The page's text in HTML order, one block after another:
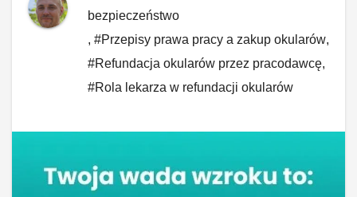
bezpieczeństwo
, #Przepisy prawa pracy a zakup okularów,
#Refundacja okularów przez pracodawcę,
#Rola lekarza w refundacji okularów